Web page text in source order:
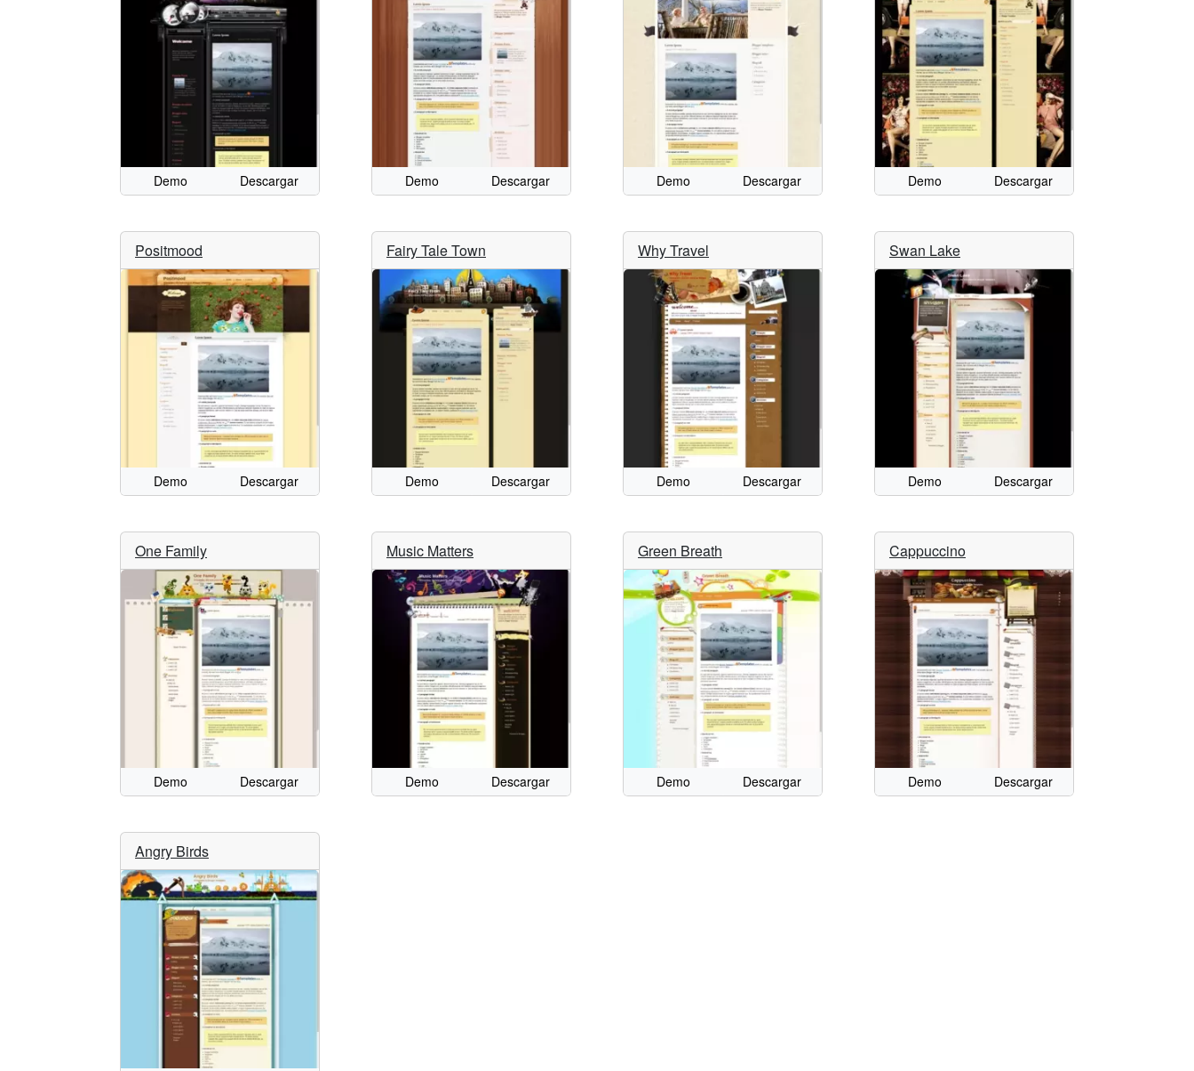
Demo Descargar Demo Descargar Demo Descargar Demo Descargar
Positmood
Demo Descargar
Fairy Tale Town
Demo Descargar
Why Travel
Demo Descargar
Swan Lake
Demo Descargar
One Family
Demo Descargar
Music Matters
Demo Descargar
Green Breath
Demo Descargar
Cappuccino
Demo Descargar
Angry Birds